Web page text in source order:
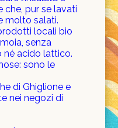
che, pur se lavati
molto salati.
locali bio
senza
né acido lattico.
sono le
di Ghiglione e
nei negozi di